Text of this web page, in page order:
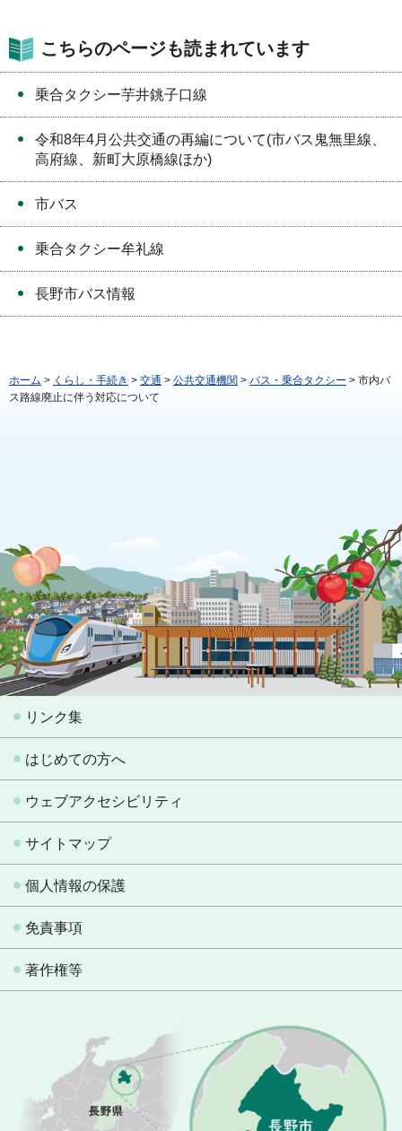
こちらのページも読まれています
乗合タクシー芋井銚子口線
令和8年4月公共交通の再編について(市バス鬼無里線、
高府線、新町大原橋線ほか)
市バス
乗合タクシー牟礼線
長野市バス情報
ホーム > くらし・手続き > 交通 > 公共交通機関 > バス・乗合タクシー > 市内バ
ス路線廃止に伴う対応について
リンク集
はじめての方へ
ウェブアクセシビリティ
サイトマップ
個人情報の保護
免責事項
著作権等